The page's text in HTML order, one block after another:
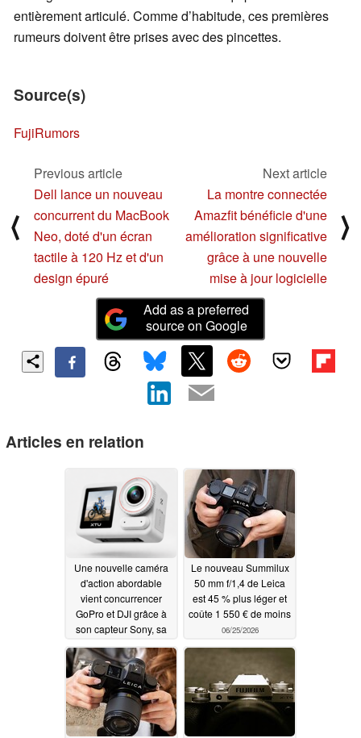
entièrement articulé. Comme d’habitude, ces premières
rumeurs doivent être prises avec des pincettes.
Source(s)
FujiRumors
⟨
Previous article
Dell lance un nouveau
concurrent du MacBook
Neo, doté d'un écran
tactile à 120 Hz et d'un
design épuré
Next article
La montre connectée
Amazfit bénéficie d'une
amélioration significative
grâce à une nouvelle
mise à jour logicielle
⟩
Add as a preferred
source on Google
Articles en relation
Une nouvelle caméra
d'action abordable
vient concurrencer
GoPro et DJI grâce à
son capteur Sony, sa
images par seconde et
la technologie
Gyroflow, le tout à
moitié prix
06/25/2026
Le nouveau Summilux
50 mm f/1,4 de Leica
est 45 % plus léger et
coûte 1 550 € de moins
06/25/2026